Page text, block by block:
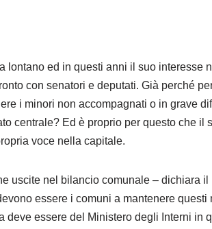
lontano ed in questi anni il suo interesse
con senatori e deputati. Già perché
i minori non accompagnati o in grave
centrale? Ed è proprio per questo che il
voce nella capitale.
uscite nel bilancio comunale – dichiara
essere i comuni a mantenere questi
deve essere del Ministero degli Interni in